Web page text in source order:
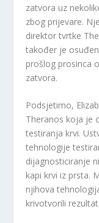
zatvora uz
zbog prijevare.
direktor tvrtke
također je
prošlog prosinca
zatvora.
Podsjetimo,
Theranos koja je
testiranja krvi.
tehnologije
dijagnosticiranje
kapi krvi iz prsta.
njihova
krivotvorili